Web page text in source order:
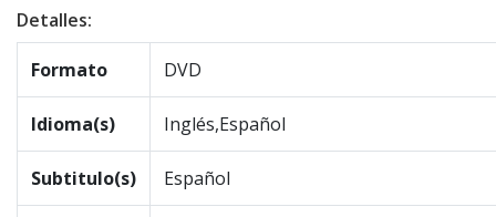
Detalles:
Formato DVD
Idioma(s) Inglés,Español
Subtitulo(s) Español